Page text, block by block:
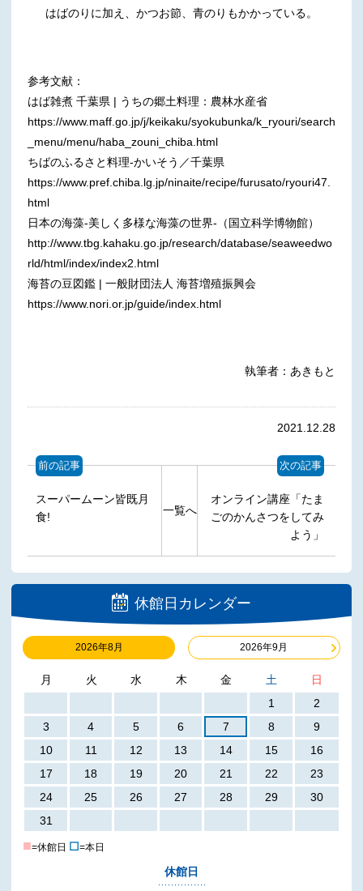
休館日カレンダー
2026年8月 2026年9月
月 火 水 木 金 土
日
1
2
3
4 5 6 7 8
9
10
11 12 13 14 15
16
17
18 19 20 21 22
23
24
25 26 27 28 29
30
31
■=休館日 ☐=本日
休館日
はばのりに加え、かつお節、青のりもかかっている。
参考文献：
はば雑煮 千葉県 | うちの郷土料理：農林水産省
https://www.maff.go.jp/j/keikaku/syokubunka/k_ryouri/search
_menu/menu/haba_zouni_chiba.html
ちばのふるさと料理-かいそう／千葉県
https://www.pref.chiba.lg.jp/ninaite/recipe/furusato/ryouri47.
html
日本の海藻-美しく多様な海藻の世界-（国立科学博物館）
http://www.tbg.kahaku.go.jp/research/database/seaweedwo
rld/html/index/index2.html
海苔の豆図鑑 | 一般財団法人 海苔増殖振興会
https://www.nori.or.jp/guide/index.html
執筆者：あきもと
2021.12.28
前の記事
スーパームーン皆既月
食!
一覧へ
次の記事
オンライン講座「たま
ごのかんさつをしてみ
よう」